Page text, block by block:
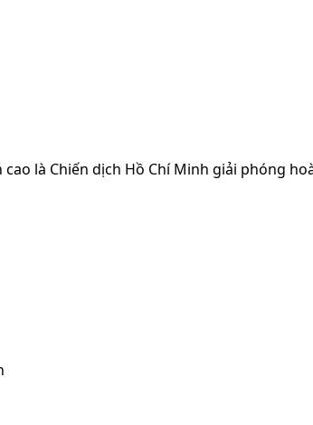
là Chiến dịch Hồ Chí Minh giải phóng